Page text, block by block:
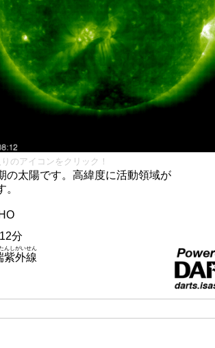
のアイコンをクリック！
の太陽です。高緯度に活動領域が
。
分
紫外線
んしがいせん